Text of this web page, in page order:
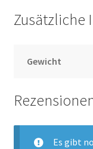
Zusätzliche
Gewicht
Es gibt